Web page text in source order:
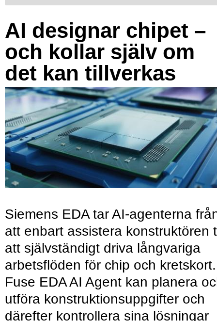
AI designar chipet –
och kollar själv om
det kan tillverkas
Siemens EDA tar AI-agenterna
att enbart assistera konstruktören
att självständigt driva långvariga
arbetsflöden för chip och kretskort.
Fuse EDA AI Agent kan planera
utföra konstruktionsuppgifter och
därefter kontrollera sina lösningar